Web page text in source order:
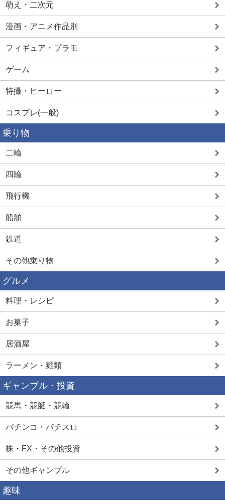
萌え・二次元
漫画・アニメ作品別
フィギュア・プラモ
ゲーム
特撮・ヒーロー
コスプレ(一般)
乗り物
二輪
四輪
飛行機
船舶
鉄道
その他乗り物
グルメ
料理・レシピ
お菓子
居酒屋
ラーメン・麺類
ギャンブル・投資
競馬・競艇・競輪
パチンコ・パチスロ
株・FX・その他投資
その他ギャンブル
趣味